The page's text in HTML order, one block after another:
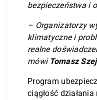
bezpieczeństwa i
– Organizatorzy
klimatyczne i
realne
mówi Tomasz
Program
ciągłość